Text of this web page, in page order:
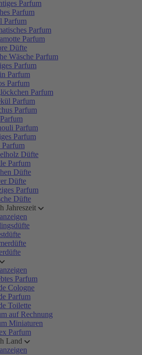
Parfum
Parfum
Parfum
Parfum
Parfum
Düfte
Wäsche Parfum
Parfum
Parfum
Parfum
Parfum
Parfum
Parfum
Parfum
Parfum
Parfum
Düfte
Parfum
Düfte
Düfte
Parfum
Düfte
Jahreszeit
Parfum
Cologne
Parfum
Toilette
auf Rechnung
Miniaturen
Parfum
Land